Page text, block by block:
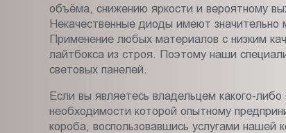
объёма, снижению яркости и вероятному
Некачественные диоды имеют значительно
Применение любых материалов с низким
лайтбокса из строя. Поэтому наши
световых панелей.
Если вы являетесь владельцем какого-
необходимости которой опытному
короба, воспользовавшись услугами нашей